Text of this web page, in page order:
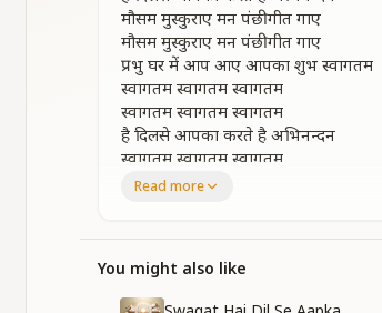
मौसम मुस्कुराए मन पंछी गीत गाए
मौसम मुस्कुराए मन पंछी गीत गाए
प्रभु घर में आप आए आपका शुभ स्वागतम
स्वागतम स्वागतम स्वागतम
स्वागतम स्वागतम स्वागतम
है दिलसे आपका करते है अभिनन्दन
स्वागतम स्वागतम स्वागतम
आज खुशियां ही खुशियां है चारो ओर
आज खुशियां ही खुशियां है चारो ओर
जैसे रात बित गई और अाई भोर
Read more
You might also like